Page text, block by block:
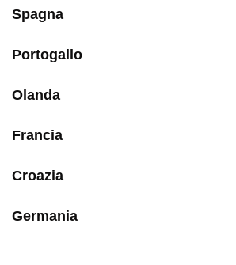
Spagna
Portogallo
Olanda
Francia
Croazia
Germania